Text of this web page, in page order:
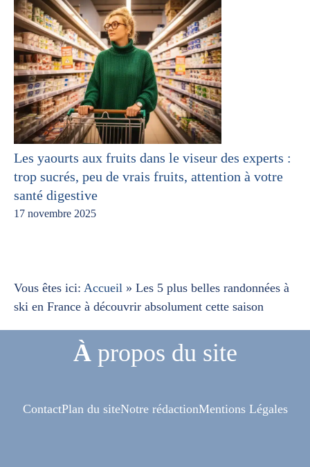
Les yaourts aux fruits dans le viseur des experts :
trop sucrés, peu de vrais fruits, attention à votre
santé digestive
17 novembre 2025
Vous êtes ici: Accueil » Les 5 plus belles randonnées à
ski en France à découvrir absolument cette saison
Àpropos du site
ContactPlan du siteNotre rédactionMentions Légales